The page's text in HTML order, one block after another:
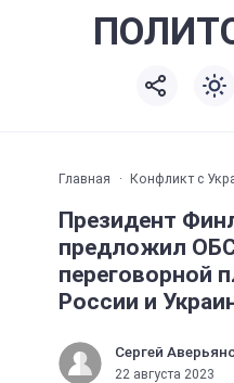
Главная Конфликт с
Президент
предложил
переговорной
России и
Сергей
22 августа 2023